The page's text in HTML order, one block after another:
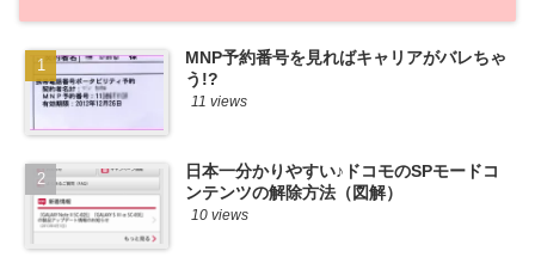
MNP予約番号を見ればキャリアがバレちゃ
う!?
11 views
日本一分かりやすい♪ドコモのSPモードコ
ンテンツの解除方法（図解）
10 views